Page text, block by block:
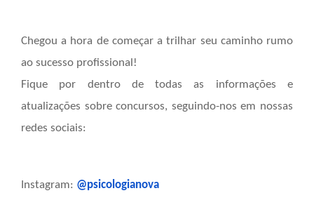
Chegou a hora de começar a trilhar seu caminho rumo
ao sucesso profissional!
Fique por dentro de todas as informações e
atualizações sobre concursos, seguindo-nos em nossas
redes sociais:
Instagram: @psicologianova